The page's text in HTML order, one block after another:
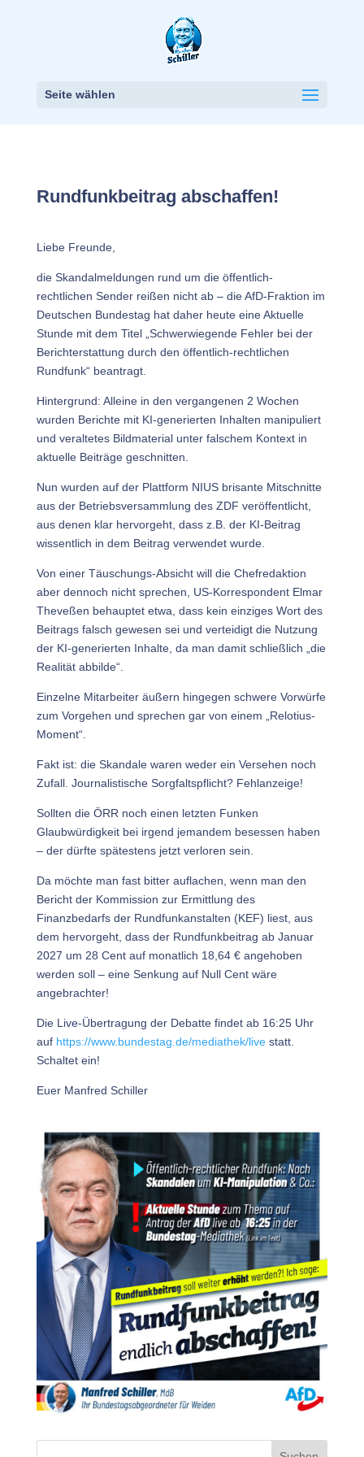
Seite wählen
Rundfunkbeitrag abschaffen!
Liebe Freunde,
die Skandalmeldungen rund um die öffentlich-
rechtlichen Sender reißen nicht ab – die AfD-Fraktion im
Deutschen Bundestag hat daher heute eine Aktuelle
Stunde mit dem Titel „Schwerwiegende Fehler bei der
Berichterstattung durch den öffentlich-rechtlichen
Rundfunk“ beantragt.
Hintergrund: Alleine in den vergangenen 2 Wochen
wurden Berichte mit KI-generierten Inhalten manipuliert
und veraltetes Bildmaterial unter falschem Kontext in
aktuelle Beiträge geschnitten.
Nun wurden auf der Plattform NIUS brisante Mitschnitte
aus der Betriebsversammlung des ZDF veröffentlicht,
aus denen klar hervorgeht, dass z.B. der KI-Beitrag
wissentlich in dem Beitrag verwendet wurde.
Von einer Täuschungs-Absicht will die Chefredaktion
aber dennoch nicht sprechen, US-Korrespondent Elmar
Theveßen behauptet etwa, dass kein einziges Wort des
Beitrags falsch gewesen sei und verteidigt die Nutzung
der KI-generierten Inhalte, da man damit schließlich „die
Realität abbilde“.
Einzelne Mitarbeiter äußern hingegen schwere Vorwürfe
zum Vorgehen und sprechen gar von einem „Relotius-
Moment“.
Fakt ist: die Skandale waren weder ein Versehen noch
Zufall. Journalistische Sorgfaltspflicht? Fehlanzeige!
Sollten die ÖRR noch einen letzten Funken
Glaubwürdigkeit bei irgend jemandem besessen haben
– der dürfte spätestens jetzt verloren sein.
Da möchte man fast bitter auflachen, wenn man den
Bericht der Kommission zur Ermittlung des
Finanzbedarfs der Rundfunkanstalten (KEF) liest, aus
dem hervorgeht, dass der Rundfunkbeitrag ab Januar
2027 um 28 Cent auf monatlich 18,64 € angehoben
werden soll – eine Senkung auf Null Cent wäre
angebrachter!
Die Live-Übertragung der Debatte findet ab 16:25 Uhr
auf https://www.bundestag.de/mediathek/livestatt.
Schaltet ein!
Euer Manfred Schiller